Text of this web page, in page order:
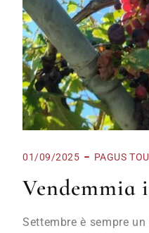
01/09/2025 PAGUS
Vendemmia
Settembre è sempre